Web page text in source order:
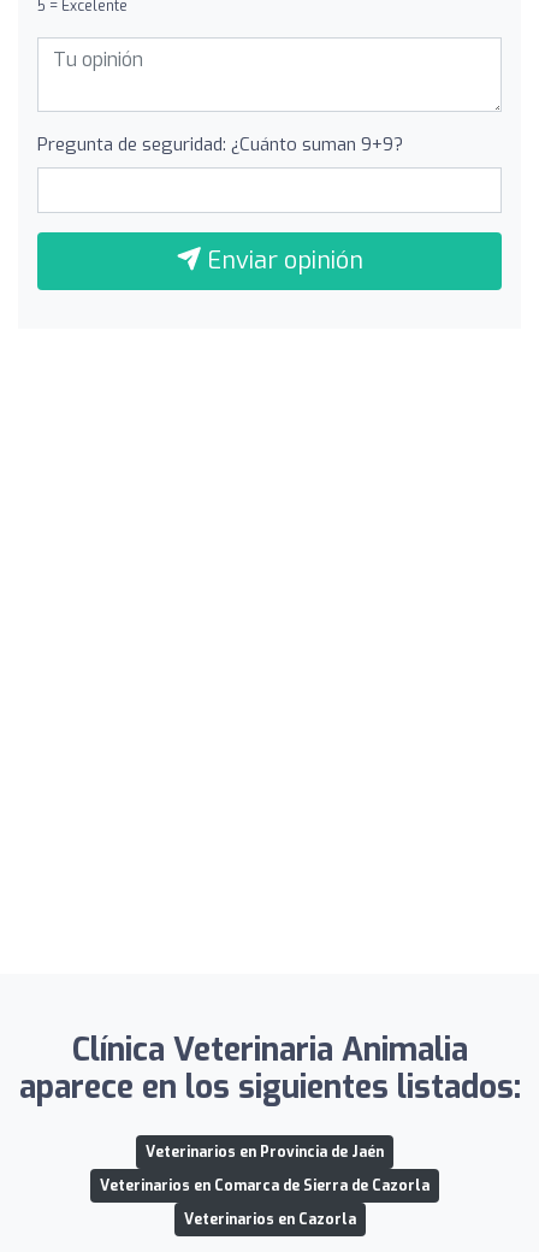
5 = Excelente
Pregunta de seguridad: ¿Cuánto suman 9+9?
Enviar opinión
Clínica Veterinaria Animalia
aparece en los siguientes listados:
Veterinarios en Provincia de Jaén
Veterinarios en Comarca de Sierra de Cazorla
Veterinarios en Cazorla